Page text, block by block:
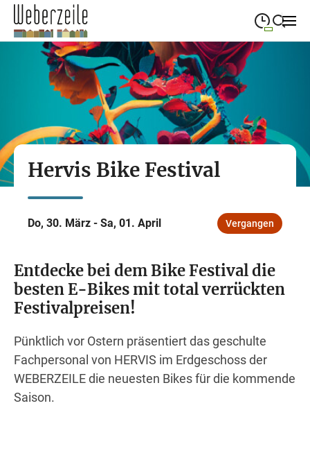
Suche schließen
Montag
MONTAG 09:00
Dienstag
DIENSTAG 09:00
Mittwoch
MITTWOCH 09:00—19:00
Donnerstag
DONNERSTAG
FREITAG
Wegbeschreibung
Hervis Bike Festival
Do, 30. März - Sa, 01. April Vergangen
Entdecke bei dem Bike Festival die
besten E-Bikes mit total verrückten
Festivalpreisen!
Pünktlich vor Ostern präsentiert das geschulte
Fachpersonal von HERVIS im Erdgeschoss der
WEBERZEILE die neuesten Bikes für die kommende
Saison.